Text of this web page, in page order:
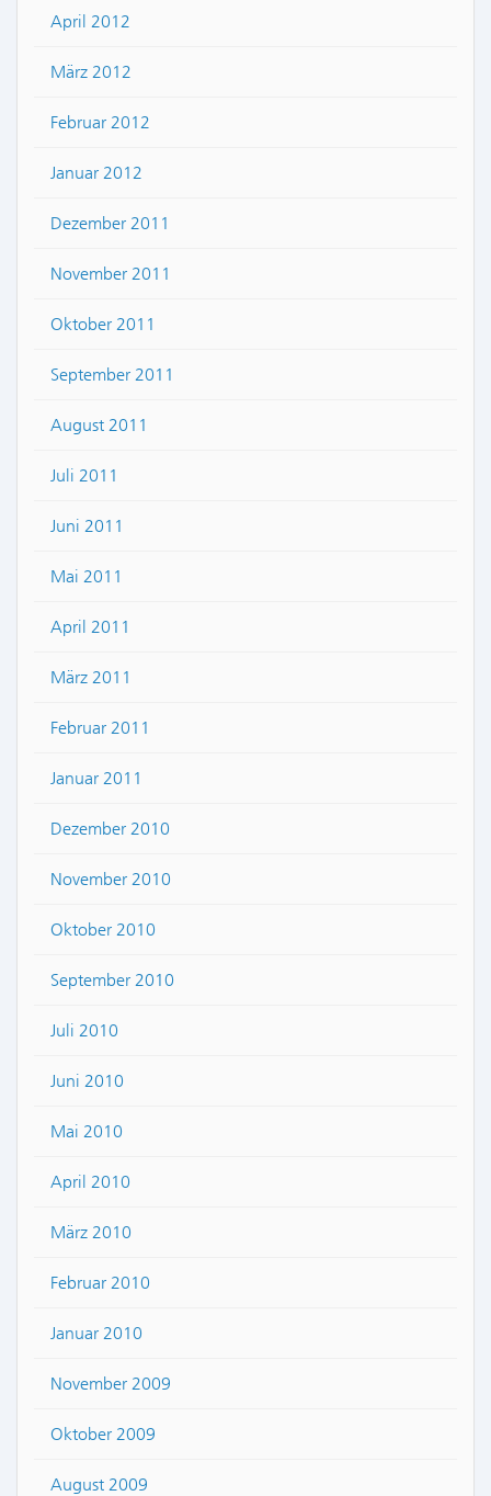
April 2012
März 2012
Februar 2012
Januar 2012
Dezember 2011
November 2011
Oktober 2011
September 2011
August 2011
Juli 2011
Juni 2011
Mai 2011
April 2011
März 2011
Februar 2011
Januar 2011
Dezember 2010
November 2010
Oktober 2010
September 2010
Juli 2010
Juni 2010
Mai 2010
April 2010
März 2010
Februar 2010
Januar 2010
November 2009
Oktober 2009
August 2009